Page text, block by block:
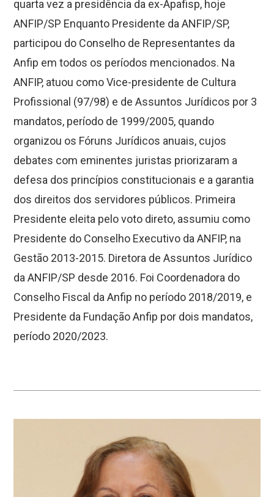
quarta vez a presidência da ex-Apafisp, hoje
ANFIP/SP Enquanto Presidente da ANFIP/SP,
participou do Conselho de Representantes da
Anfip em todos os períodos mencionados. Na
ANFIP, atuou como Vice-presidente de Cultura
Profissional (97/98) e de Assuntos Jurídicos por 3
mandatos, período de 1999/2005, quando
organizou os Fóruns Jurídicos anuais, cujos
debates com eminentes juristas priorizaram a
defesa dos princípios constitucionais e a garantia
dos direitos dos servidores públicos. Primeira
Presidente eleita pelo voto direto, assumiu como
Presidente do Conselho Executivo da ANFIP, na
Gestão 2013-2015. Diretora de Assuntos Jurídico
da ANFIP/SP desde 2016. Foi Coordenadora do
Conselho Fiscal da Anfip no período 2018/2019, e
Presidente da Fundação Anfip por dois mandatos,
período 2020/2023.